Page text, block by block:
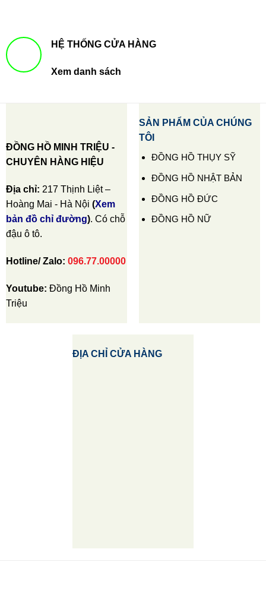
HỆ THỐNG CỬA HÀNG
Xem danh sách
ĐỒNG HỒ MINH TRIỆU -
CHUYÊN HÀNG HIỆU
Địa chỉ: 217 Thịnh Liệt –
Hoàng Mai - Hà Nội (Xem
bản đồ chỉ đường). Có chỗ
đậu ô tô.
Hotline/ Zalo: 096.77.00000
Youtube: Đồng Hồ Minh
Triệu
SẢN PHẨM CỦA CHÚNG
TÔI
ĐỒNG HỒ THỤY SỸ
ĐỒNG HỒ NHẬT BẢN
ĐỒNG HỒ ĐỨC
ĐỒNG HỒ NỮ
ĐỊA CHỈ CỬA HÀNG